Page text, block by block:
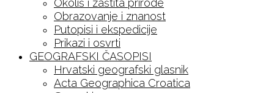
Okoliš i zaštita prirode
Obrazovanje i znanost
Putopisi i ekspedicije
Prikazi i osvrti
GEOGRAFSKI ČASOPISI
Hrvatski geografski glasnik
Acta Geographica Croatica